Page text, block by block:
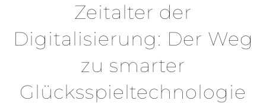
Zeitalter der
Digitalisierung: Der Weg
zu smarter
Glücksspieltechnologie